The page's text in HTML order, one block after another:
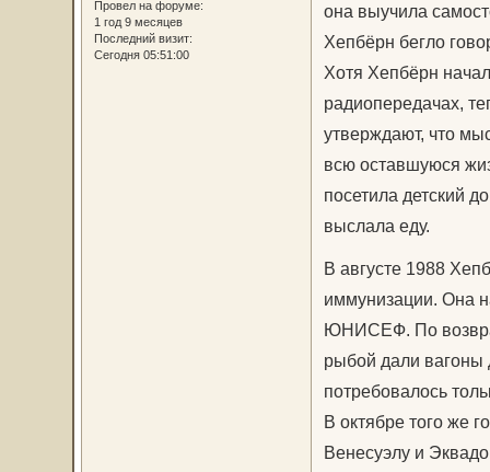
Провел на форуме:
1 год 9 месяцев
Последний визит:
Сегодня 05:51:00
она выучила
Хепбёрн бегло
Хотя Хепбёрн
радиопередачах,
утверждают, что
всю оставшуюся
посетила детский
выслала еду.
В августе 1988
иммунизации. Она
ЮНИСЕФ. По
рыбой дали вагоны
потребовалось
В октябре того же
Венесуэлу и